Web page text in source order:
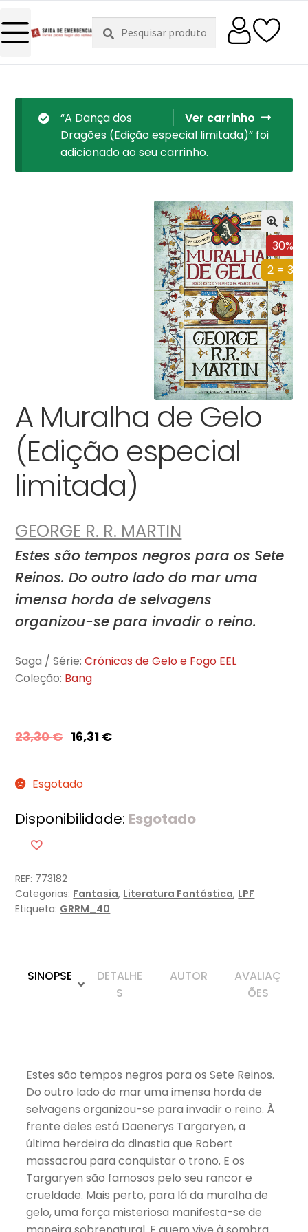
Pesquisar
por:
Pesquisa
Ver carrinho
“A Dança dos
Dragões (Edição especial limitada)” foi
adicionado ao seu carrinho.
30%
2 = 3
A Muralha de Gelo
(Edição especial
limitada)
GEORGE R. R. MARTIN
Estes são tempos negros para os Sete
Reinos. Do outro lado do mar uma
imensa horda de selvagens
organizou-se para invadir o reino.
Saga / Série: Crónicas de Gelo e Fogo EEL
Coleção: Bang
23,30€ 16,31 €
Esgotado
Disponibilidade: Esgotado
REF: 773182
Categorias: Fantasia, Literatura Fantástica, LPF
Etiqueta: GRRM_40
SINOPSE
DETALHE
S
AUTOR
AVALIAÇ
ÕES
Estes são tempos negros para os Sete Reinos.
Do outro lado do mar uma imensa horda de
selvagens organizou-se para invadir o reino. À
frente deles está Daenerys Targaryen, a
última herdeira da dinastia que Robert
massacrou para conquistar o trono. E os
Targaryen são famosos pelo seu rancor e
crueldade. Mais perto, para lá da muralha de
gelo, uma força misteriosa manifesta-se de